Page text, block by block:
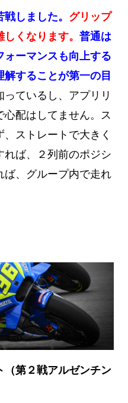
しました。 グリップ
くなります。 普通は
ォーマンスも向上する
することが第一の目
っているし、アプリリ
配はしてません。
ス
ストレートで大きく
れば、２列前のポジシ
ば、グループ内で走れ
（第２戦アルゼンチン